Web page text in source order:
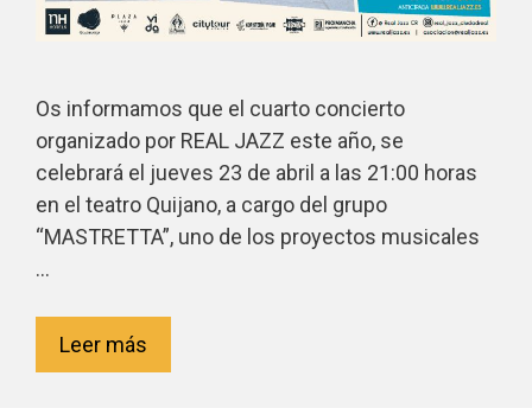
Os informamos que el cuarto concierto
organizado por REAL JAZZ este año, se
celebrará el jueves 23 de abril a las 21:00 horas
en el teatro Quijano, a cargo del grupo
“MASTRETTA”, uno de los proyectos musicales
…
Leer más